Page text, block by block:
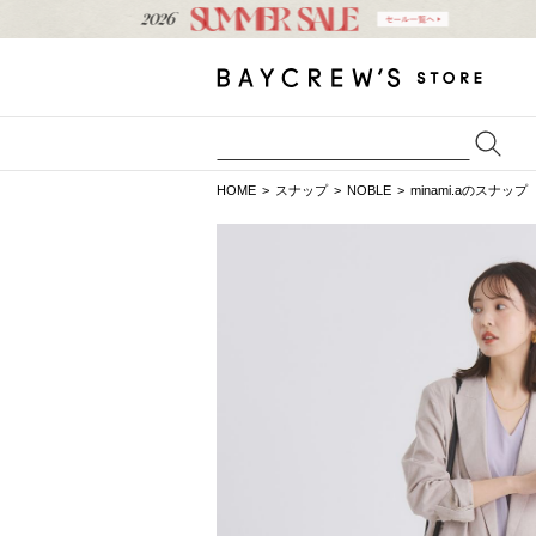
HOME スナップ NOBLE minami.aのスナップ